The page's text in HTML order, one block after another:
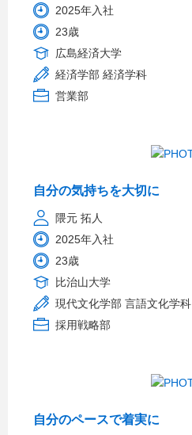
2025年入社
23歳
広島経済大学
経済学部 経済学科
営業部
自分の気持ちを大切に
隈元 拓人
2025年入社
23歳
比治山大学
現代文化学部 言語文化学科
採用戦略部
自分のペースで着実に